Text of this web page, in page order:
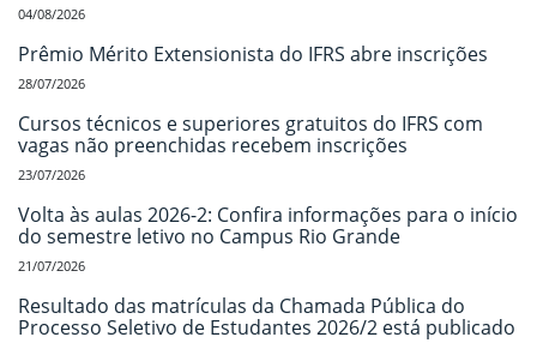
04/08/2026
Prêmio Mérito Extensionista do IFRS abre inscrições
28/07/2026
Cursos técnicos e superiores gratuitos do IFRS com
vagas não preenchidas recebem inscrições
23/07/2026
Volta às aulas 2026-2: Confira informações para o início
do semestre letivo no Campus Rio Grande
21/07/2026
Resultado das matrículas da Chamada Pública do
Processo Seletivo de Estudantes 2026/2 está publicado